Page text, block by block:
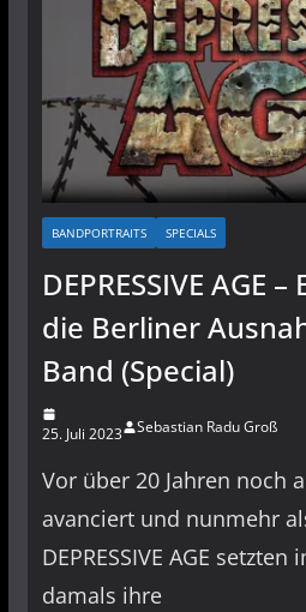
BANDPORTRAITS SPECIALS
DEPRESSIVE AGE
die Berliner
Band (Special)
25. Juli 2023 Sebastian Radu Groß
Vor über 20 Jahren noch
avanciert und nunmehr
DEPRESSIVE AGE
damals ihre